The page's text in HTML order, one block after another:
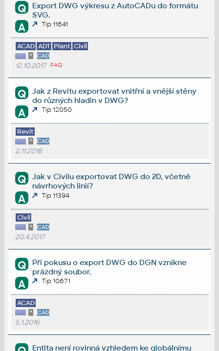
Q
Export DWG výkresu z AutoCADu do formátu
SVG.
A Tip 11641
ACAD ADT Plant Civil
* CAD
12.10.2017 FAQ
Q
Jak z Revitu exportovat vnitřní a vnější stěny
do různých hladin v DWG?
A Tip 12050
Revit
* CAD
2.11.2018
Q
Jak v Civilu exportovat DWG do 2D, včetně
návrhových linií?
A Tip 11394
Civil
* CAD
20.4.2017
Q
Při pokusu o export DWG do DGN vznikne
prázdný soubor.
A Tip 10671
ACAD
* CAD
5.1.2016
Entita není rovinná vzhledem ke globálnímu